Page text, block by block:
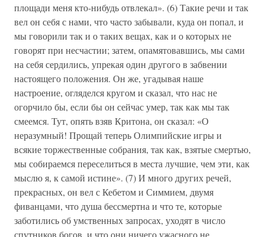
площади меня кто-нибудь отвлекал». (6) Такие речи и так
вел он себя с нами, что часто забывали, куда он попал, и
мы говорили так и о таких вещах, как и о которых не
говорят при несчастии; затем, опамятовавшись, мы сами
на себя сердились, упрекая один другого в забвении
настоящего положения. Он же, угадывая наше
настроение, огляделся кругом и сказал, что нас не
огорчило бы, если бы он сейчас умер, так как мы так
смеемся. Тут, опять взяв Критона, он сказал: «О
неразумный! Прощай теперь Олимпийские игры и
всякие торжественные собрания, так как, взятые смертью,
мы собираемся переселиться в места лучшие, чем эти, как
мыслю я, к самой истине». (7) И много других речей,
прекрасных, он вел с Кебетом и Симмием, двумя
фиванцами, что душа бессмертна и что те, которые
заботились об умственных запросах, уходят в число
спутников богов, и что они ничего ужасного не